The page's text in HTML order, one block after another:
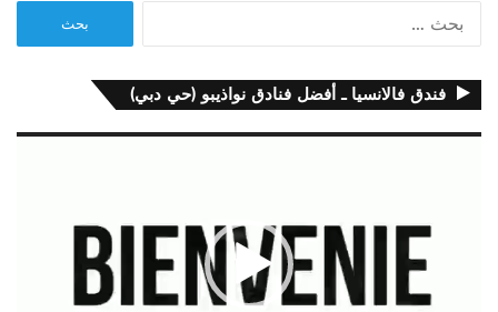
فندق فالانسيا ـ أفضل فنادق نواذيبو (حي دبي)
مشغل